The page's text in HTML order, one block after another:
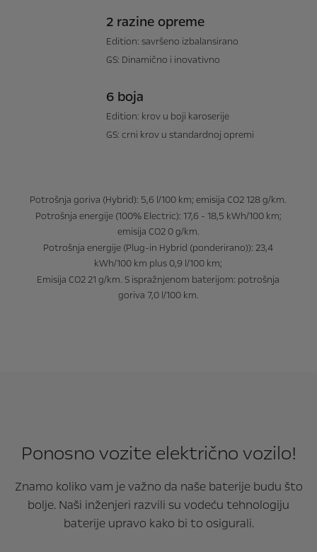
2 razine opreme
Edition: savršeno izbalansirano
GS: Dinamično i inovativno
6 boja
Edition: krov u boji karoserije
GS: crni krov u standardnoj opremi
Potrošnja goriva (Hybrid): 5,6 l/100 km; emisija CO2 128 g/km.
Potrošnja energije (100% Electric): 17,6 - 18,5 kWh/100 km;
emisija CO2 0 g/km.
Potrošnja energije (Plug-in Hybrid (ponderirano)): 23,4
kWh/100 km plus 0,9 l/100 km;
Emisija CO2 21 g/km. S ispražnjenom baterijom: potrošnja
goriva 7,0 l/100 km.
Ponosno vozite električno vozilo!
Znamo koliko vam je važno da naše baterije budu što
bolje. Naši inženjeri razvili su vodeću tehnologiju
baterije upravo kako bi to osigurali.